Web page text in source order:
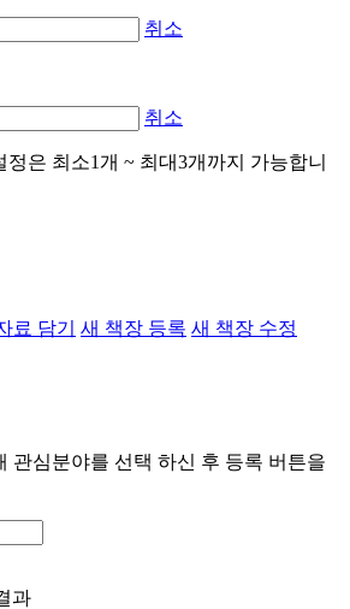
취소
취소
정은 최소1개 ~ 최대3개까지 가능합니
료 담기 새 책장 등록 새 책장 수정
관심분야를 선택 하신 후 등록 버튼을
과